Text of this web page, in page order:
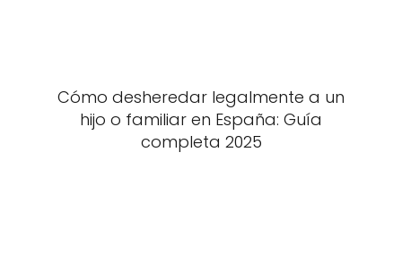
Cómo desheredar legalmente a un
hijo o familiar en España: Guía
completa 2025